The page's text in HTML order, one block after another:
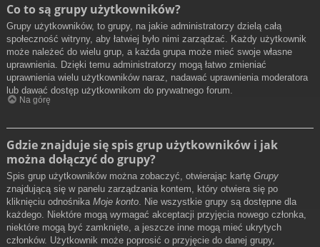
Co to są grupy użytkowników?
Grupy użytkowników, to grupy, na jakie administratorzy dzielą całą
społeczność witryny, aby łatwiej było nimi zarządzać. Każdy użytkownik
może należeć do wielu grup, a każda grupa może mieć swoje własne
uprawnienia. Dzięki temu administratorzy mogą łatwo zmieniać
uprawnienia wielu użytkowników naraz, nadawać uprawnienia moderatora
lub dawać dostęp użytkownikom do prywatnego forum.
Na górę
Gdzie znajduje się spis grup użytkowników i jak
można dołączyć do grupy?
Spis grup użytkowników można zobaczyć, otwierając kartę Grupy
znajdującą się w panelu zarządzania kontem, który otwiera się po
kliknięciu odnośnika Moje konto. Nie wszystkie grupy są dostępne dla
każdego. Niektóre mogą wymagać akceptacji przyjęcia nowego członka,
niektóre mogą być zamknięte, a jeszcze inne mogą mieć ukrytych
członków. Użytkownik może poprosić o przyjęcie do danej grupy,